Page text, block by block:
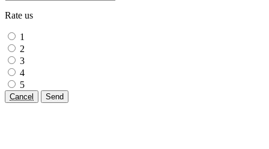
Rate us
1
2
3
4
5
Cancel Send